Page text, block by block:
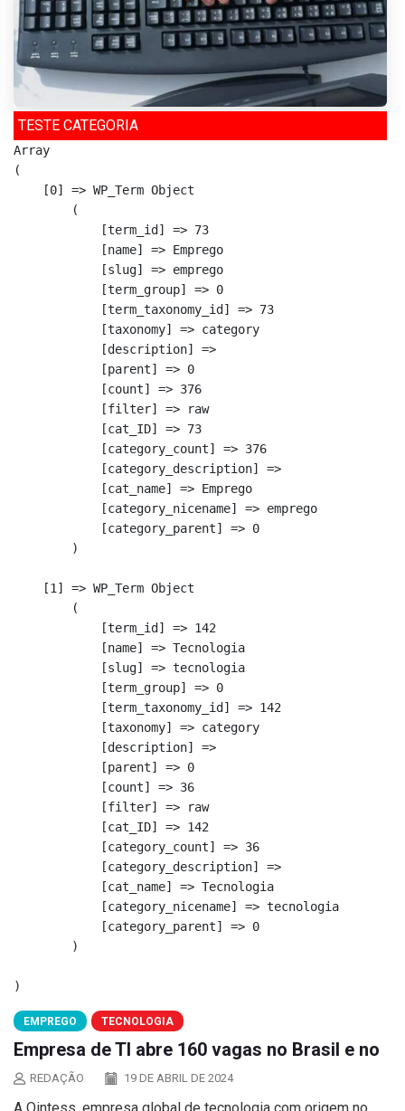
TESTE CATEGORIA
Array
(
    [0] => WP_Term Object
        (
            [term_id] => 73
            [name] => Emprego
            [slug] => emprego
            [term_group] => 0
            [term_taxonomy_id] => 73
            [taxonomy] => category
            [description] =>
            [parent] => 0
            [count] => 376
            [filter] => raw
            [cat_ID] => 73
            [category_count] => 376
            [category_description] =>
            [cat_name] => Emprego
            [category_nicename] => emprego
            [category_parent] => 0
        )
    [1] => WP_Term Object
        (
            [term_id] => 142
            [name] => Tecnologia
            [slug] => tecnologia
            [term_group] => 0
            [term_taxonomy_id] => 142
            [taxonomy] => category
            [description] =>
            [parent] => 0
            [count] => 36
            [filter] => raw
            [cat_ID] => 142
            [category_count] => 36
            [category_description] =>
            [cat_name] => Tecnologia
            [category_nicename] => tecnologia
            [category_parent] => 0
        )
EMPREGO TECNOLOGIA
Empresa de TI abre 160 vagas no Brasil e no
REDAÇÃO 19 DE ABRIL DE 2024